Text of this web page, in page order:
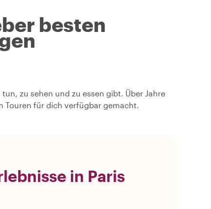
besten
zu sehen und zu essen gibt. Über Jahre
Touren für dich verfügbar gemacht.
in Paris